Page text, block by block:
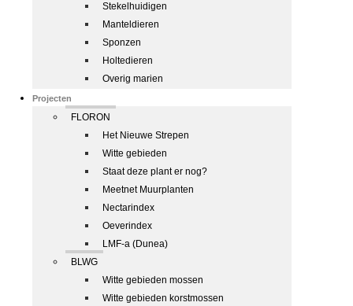
Stekelhuidigen
Manteldieren
Sponzen
Holtedieren
Overig marien
Projecten
FLORON
Het Nieuwe Strepen
Witte gebieden
Staat deze plant er nog?
Meetnet Muurplanten
Nectarindex
Oeverindex
LMF-a (Dunea)
BLWG
Witte gebieden mossen
Witte gebieden korstmossen